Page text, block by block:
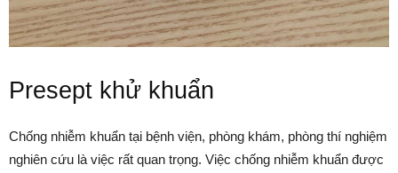
Presept khử khuẩn
Chống nhiễm khuẩn tại bệnh viện, phòng khám, phòng thí nghiệm
nghiên cứu là việc rất quan trọng. Việc chống nhiễm khuẩn được